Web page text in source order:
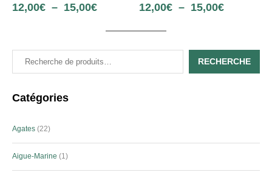
12,00€ – 15,00€ 12,00€ – 15,00€
RECHERCHE
Catégories
Agates 22
Aigue-Marine 1